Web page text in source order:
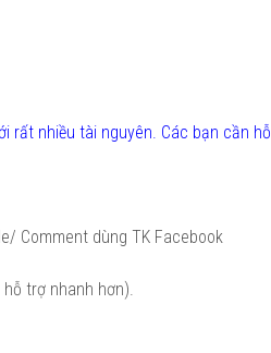
rất nhiều tài nguyên. Các bạn cần hỗ
Comment dùng TK Facebook
hỗ trợ nhanh hơn).